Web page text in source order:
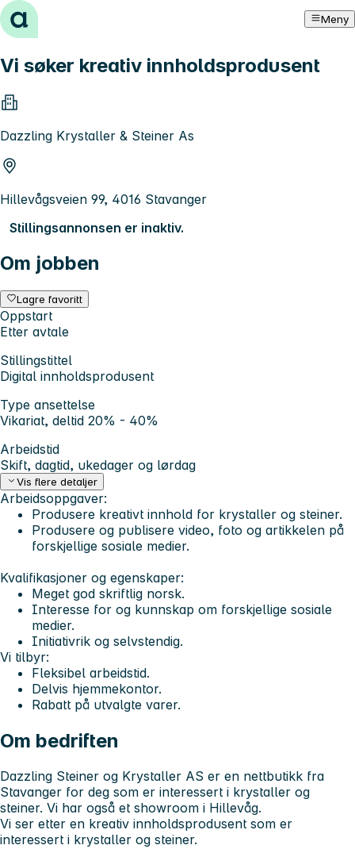
Hopp til innhold Meny
Vi søker kreativ innholdsprodusent
Dazzling Krystaller & Steiner As
Hillevågsveien 99, 4016 Stavanger
Stillingsannonsen er inaktiv.
Om jobben
Lagre favoritt
Oppstart
Etter avtale
Stillingstittel
Digital innholdsprodusent
Type ansettelse
Vikariat, deltid 20% - 40%
Arbeidstid
Skift, dagtid, ukedager og lørdag
Vis flere detaljer
Arbeidsoppgaver:
Produsere kreativt innhold for krystaller og steiner.
Produsere og publisere video, foto og artikkelen på
forskjellige sosiale medier.
Kvalifikasjoner og egenskaper:
Meget god skriftlig norsk.
Interesse for og kunnskap om forskjellige sosiale
medier.
Initiativrik og selvstendig.
Vi tilbyr:
Fleksibel arbeidstid.
Delvis hjemmekontor.
Rabatt på utvalgte varer.
Om bedriften
Dazzling Steiner og Krystaller AS er en nettbutikk fra
Stavanger for deg som er interessert i krystaller og
steiner. Vi har også et showroom i Hillevåg.
Vi ser etter en kreativ innholdsprodusent som er
interessert i krystaller og steiner.